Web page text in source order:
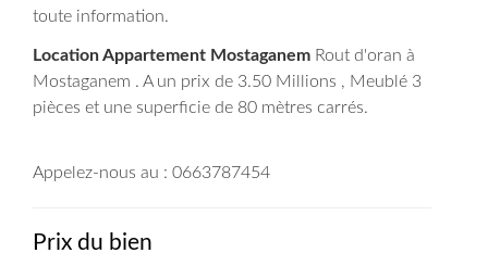
toute information.
Location Appartement Mostaganem Rout d'oran à
Mostaganem . A un prix de 3.50 Millions , Meublé 3
pièces et une superficie de 80 mètres carrés.
Appelez-nous au : 0663787454
Prix du bien